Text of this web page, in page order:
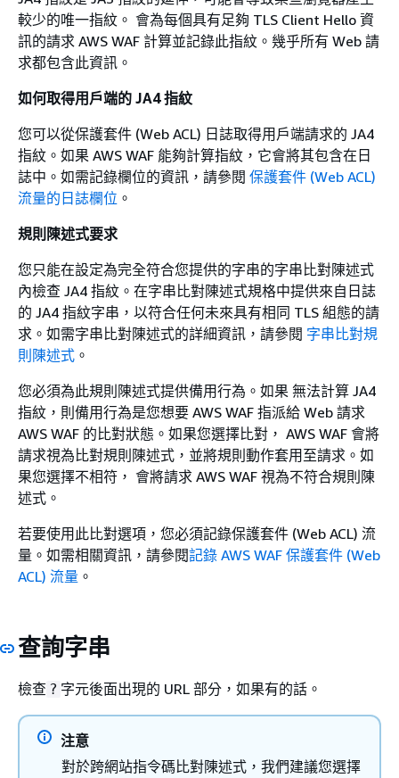
較少的唯一指紋。 會為每個具有足夠 TLS Client Hello 資
訊的請求 AWS WAF 計算並記錄此指紋。幾乎所有 Web 請
求都包含此資訊。
如何取得用戶端的 JA4 指紋
您可以從保護套件 (Web ACL) 日誌取得用戶端請求的 JA4
指紋。如果 AWS WAF 能夠計算指紋，它會將其包含在日
誌中。如需記錄欄位的資訊，請參閱 保護套件 (Web ACL)
流量的日誌欄位 。
規則陳述式要求
您只能在設定為完全符合您提供的字串的字串比對陳述式
內檢查 JA4 指紋。在字串比對陳述式規格中提供來自日誌
的 JA4 指紋字串，以符合任何未來具有相同 TLS 組態的請
求。如需字串比對陳述式的詳細資訊，請參閱 字串比對規
則陳述式 。
您必須為此規則陳述式提供備用行為。如果 無法計算 JA4
指紋，則備用行為是您想要 AWS WAF 指派給 Web 請求
AWS WAF 的比對狀態。如果您選擇比對， AWS WAF 會將
請求視為比對規則陳述式，並將規則動作套用至請求。如
果您選擇不相符， 會將請求 AWS WAF 視為不符合規則陳
述式。
若要使用此比對選項，您必須記錄保護套件 (Web ACL) 流
量。如需相關資訊，請參閱記錄 AWS WAF 保護套件 (Web
ACL) 流量 。
查詢字串
檢查 ? 字元後面出現的 URL 部分，如果有的話。
注意
對於跨網站指令碼比對陳述式，我們建議您選擇